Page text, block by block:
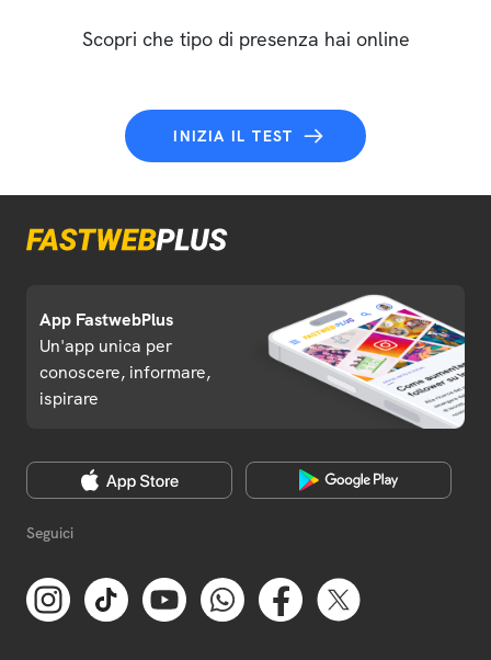
Scopri che tipo di presenza hai online
INIZIA IL TEST
App FastwebPlus
Un'app unica per
conoscere, informare,
ispirare
Seguici